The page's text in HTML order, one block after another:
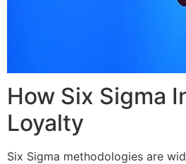
How Six Sigma
Loyalty
Six Sigma methodologies are